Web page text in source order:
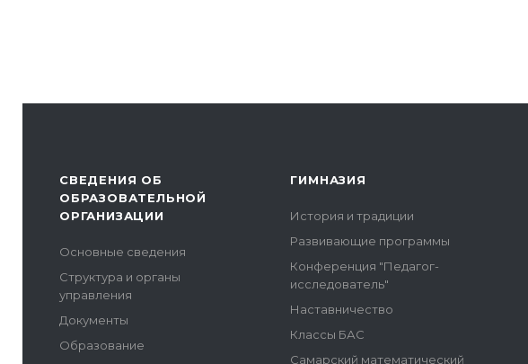
СВЕДЕНИЯ ОБ
ОБРАЗОВАТЕЛЬНОЙ
ОРГАНИЗАЦИИ
Основные сведения
Структура и органы
управления
Документы
Образование
ГИМНАЗИЯ
История и традиции
Развивающие программы
Конференция "Педагог-
исследователь"
Наставничество
Классы БАС
Самарский математический